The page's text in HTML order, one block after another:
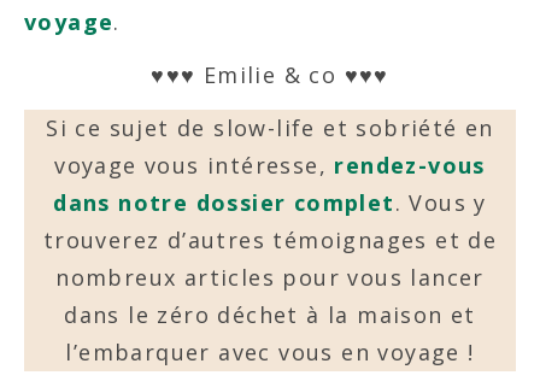
voyage.
♥♥♥ Emilie & co ♥♥♥
Si ce sujet de slow-life et sobriété en
voyage vous intéresse, rendez-vous
dans notre dossier complet. Vous y
trouverez d’autres témoignages et de
nombreux articles pour vous lancer
dans le zéro déchet à la maison et
l’embarquer avec vous en voyage !